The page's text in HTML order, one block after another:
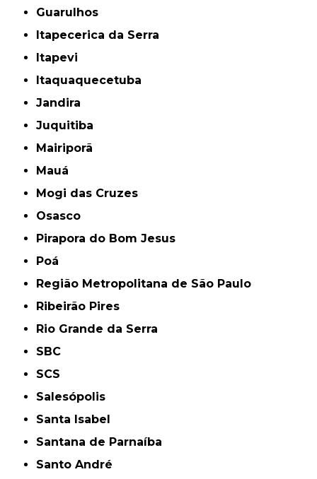
Guarulhos
Itapecerica da Serra
Itapevi
Itaquaquecetuba
Jandira
Juquitiba
Mairiporã
Mauá
Mogi das Cruzes
Osasco
Pirapora do Bom Jesus
Poá
Região Metropolitana de São Paulo
Ribeirão Pires
Rio Grande da Serra
SBC
SCS
Salesópolis
Santa Isabel
Santana de Parnaíba
Santo André